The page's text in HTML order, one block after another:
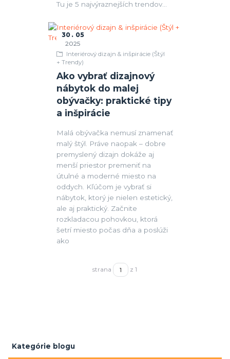
Kategórie blogu
Tu je 5 najvýraznejších trendov...
Ako vybrať dizajnový
nábytok do malej
obývačky: praktické tipy
a inšpirácie
30
05
2025
Interiérový dizajn & inšpirácie (Štýl
+ Trendy)
Malá obývačka nemusí znamenať
malý štýl. Práve naopak – dobre
premyslený dizajn dokáže aj
menší priestor premeniť na
útulné a moderné miesto na
oddych. Kľúčom je vybrať si
nábytok, ktorý je nielen estetický,
ale aj praktický. Začnite
rozkladacou pohovkou, ktorá
šetrí miesto počas dňa a poslúži
ako
strana z 1